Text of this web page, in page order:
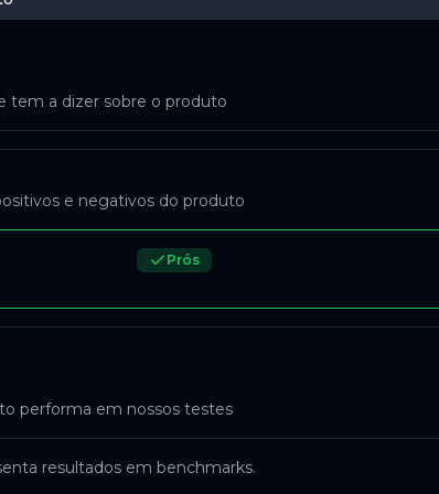
tem a dizer sobre o produto
e negativos do produto
Prós
performa em nossos testes
resultados em benchmarks.